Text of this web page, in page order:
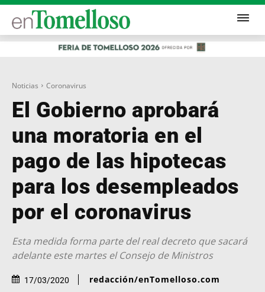
Noticias Coronavirus
El Gobierno aprobará
una moratoria en el
pago de las hipotecas
para los desempleados
por el coronavirus
Esta medida forma parte del real decreto que sacará
adelante este martes el Consejo de Ministros
17/03/2020 redacción/enTomelloso.com